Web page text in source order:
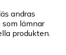
andras
lämnar
produkten.